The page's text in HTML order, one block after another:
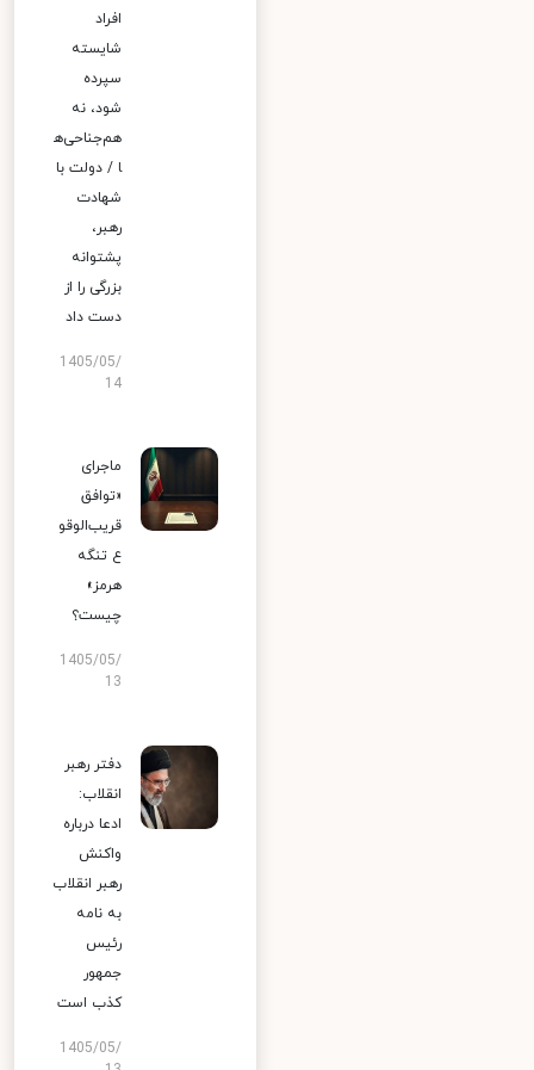
افراد
شایسته
سپرده
شود، نه
هم‌جناحی‌ه
ا / دولت با
شهادت
رهبر،
پشتوانه
بزرگی را از
دست داد
1405/05/
14
ماجرای
«توافق
قریب‌الوقو
ع تنگه
هرمز»
چیست؟
1405/05/
13
دفتر رهبر
انقلاب:
ادعا درباره
واکنش
رهبر انقلاب
به نامه
رئیس
جمهور
کذب است
1405/05/